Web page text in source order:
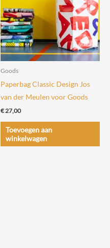
Goods
Paperbag Classic Design Jos
van der Meulen voor Goods
€27,00
Toevoegen aan
winkelwagen